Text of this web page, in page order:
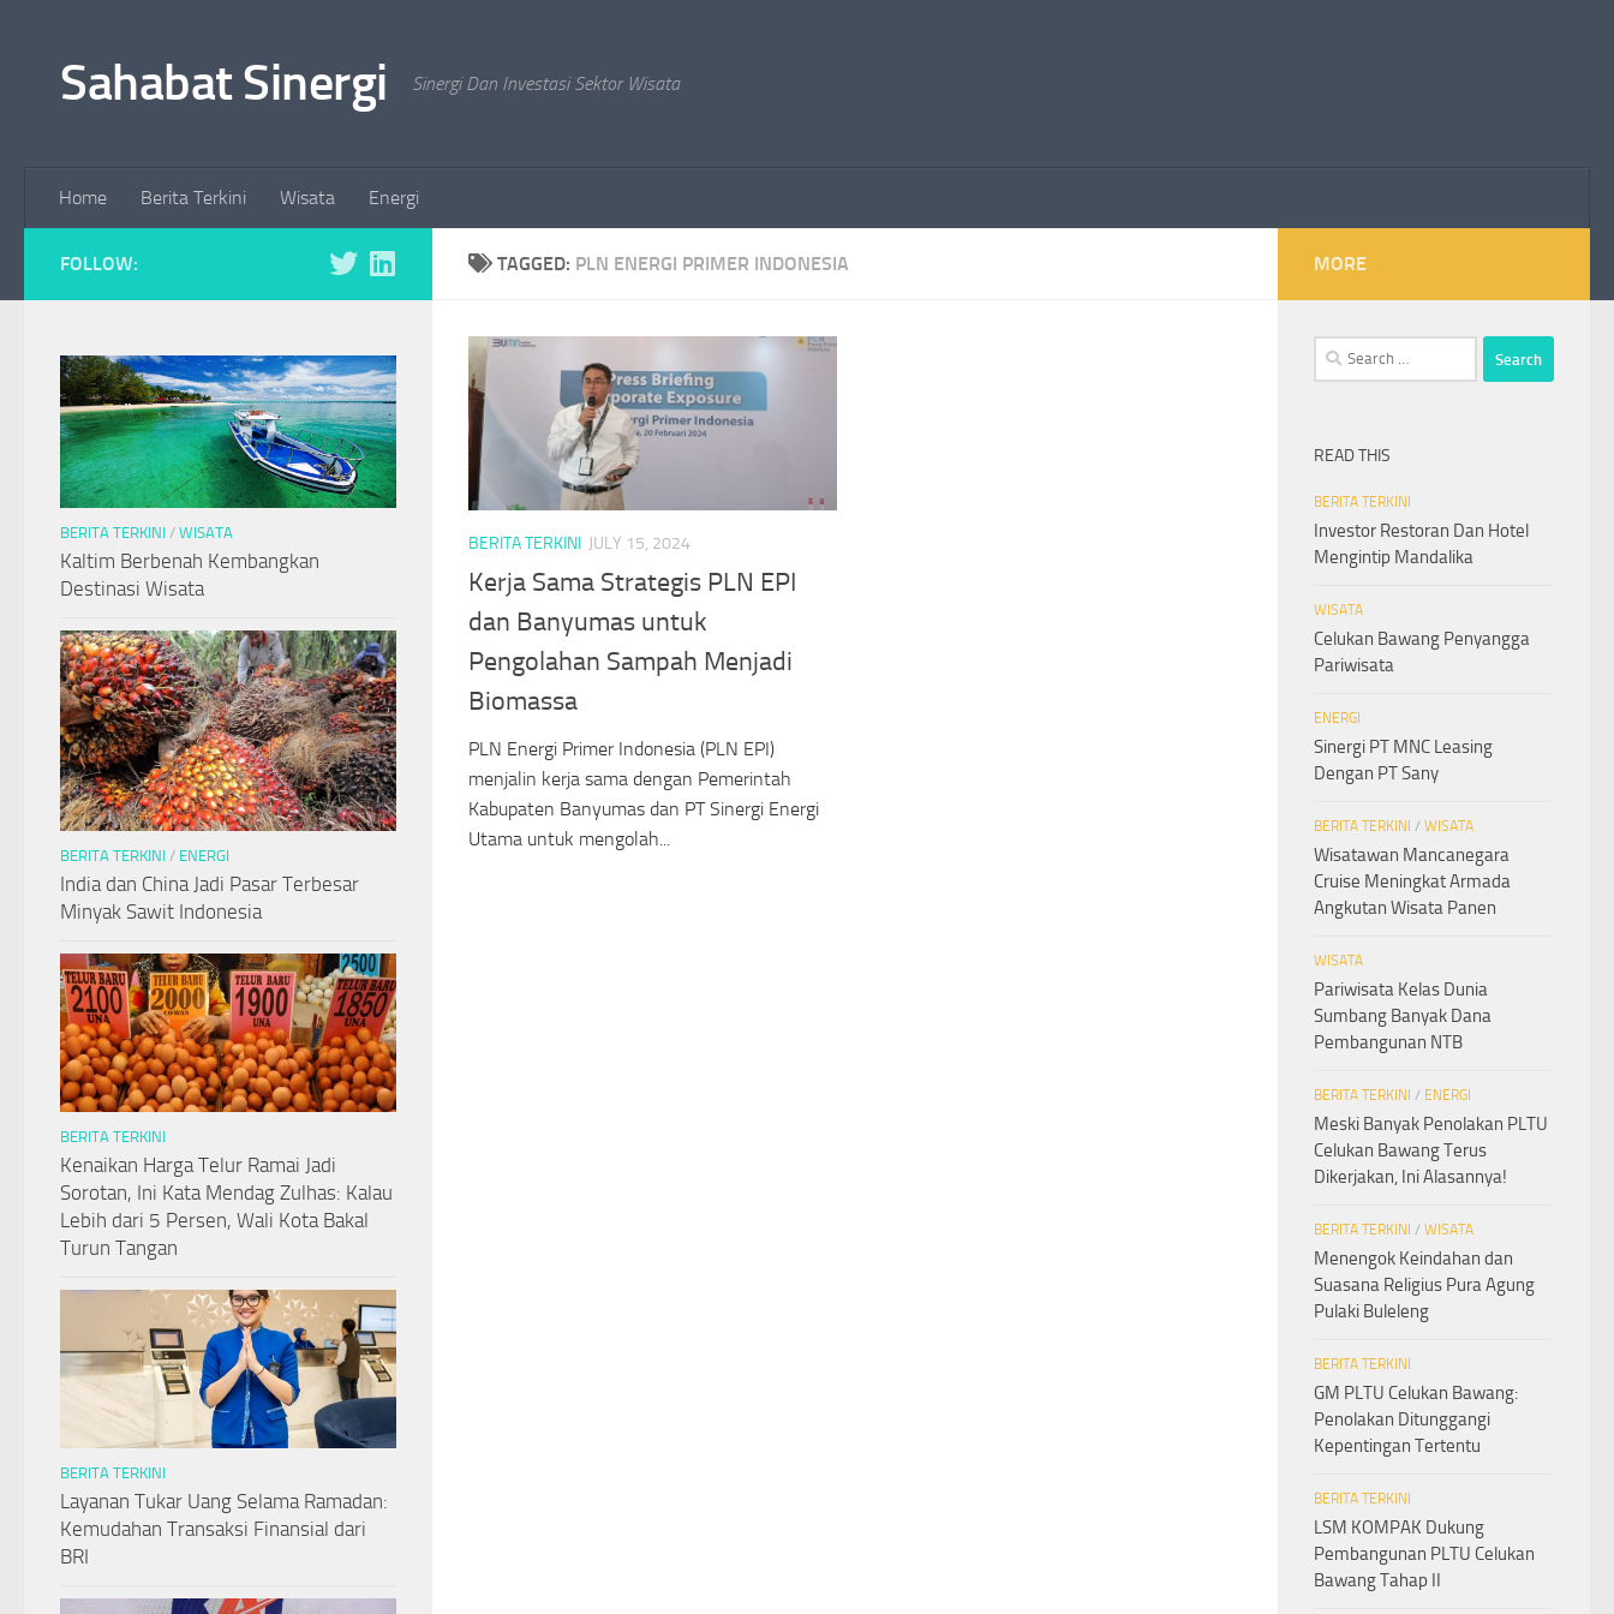
Sahabat Sinergi Sinergi Dan Investasi Sektor Wisata
Home Berita Terkini Wisata Energi
TAGGED: PLN ENERGI PRIMER INDONESIA
BERITA TERKINI JULY 15, 2024
Kerja Sama Strategis PLN EPI
dan Banyumas untuk
Pengolahan Sampah Menjadi
Biomassa
PLN Energi Primer Indonesia (PLN EPI)
menjalin kerja sama dengan Pemerintah
Kabupaten Banyumas dan PT Sinergi Energi
Utama untuk mengolah...
FOLLOW:
BERITA TERKINI / WISATA
Kaltim Berbenah Kembangkan
Destinasi Wisata
BERITA TERKINI / ENERGI
India dan China Jadi Pasar Terbesar
Minyak Sawit Indonesia
BERITA TERKINI
Kenaikan Harga Telur Ramai Jadi
Sorotan, Ini Kata Mendag Zulhas: Kalau
Lebih dari 5 Persen, Wali Kota Bakal
Turun Tangan
BERITA TERKINI
Layanan Tukar Uang Selama Ramadan:
Kemudahan Transaksi Finansial dari
BRI
MORE
Search
for:
READ THIS
BERITA TERKINI
Investor Restoran Dan Hotel
Mengintip Mandalika
WISATA
Celukan Bawang Penyangga
Pariwisata
ENERGI
Sinergi PT MNC Leasing
Dengan PT Sany
BERITA TERKINI / WISATA
Wisatawan Mancanegara
Cruise Meningkat Armada
Angkutan Wisata Panen
WISATA
Pariwisata Kelas Dunia
Sumbang Banyak Dana
Pembangunan NTB
BERITA TERKINI / ENERGI
Meski Banyak Penolakan PLTU
Celukan Bawang Terus
Dikerjakan, Ini Alasannya!
BERITA TERKINI / WISATA
Menengok Keindahan dan
Suasana Religius Pura Agung
Pulaki Buleleng
BERITA TERKINI
GM PLTU Celukan Bawang:
Penolakan Ditunggangi
Kepentingan Tertentu
BERITA TERKINI
LSM KOMPAK Dukung
Pembangunan PLTU Celukan
Bawang Tahap II